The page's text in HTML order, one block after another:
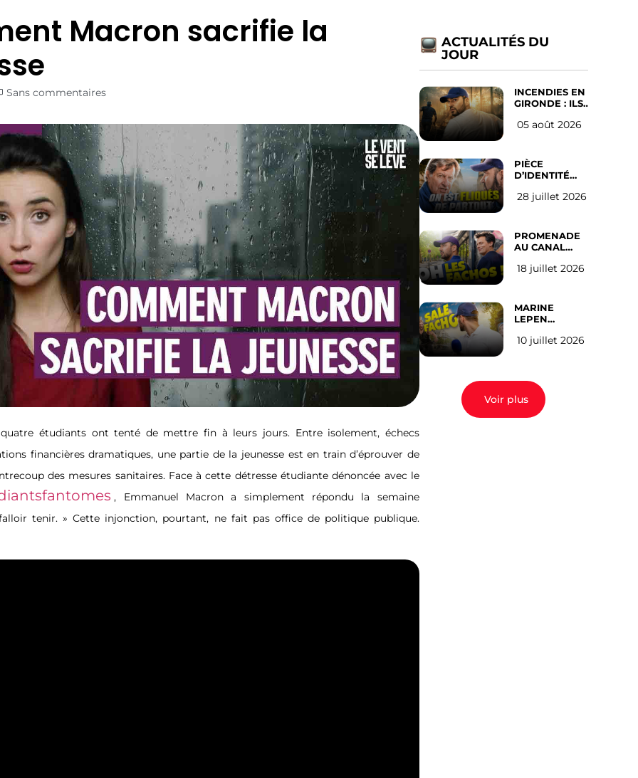
Macron sacrifie la
Sans commentaires
quatre étudiants ont tenté de mettre fin à leurs jours. Entre isolement, échecs
financières dramatiques, une partie de la jeunesse est en train d’éprouver de
des mesures sanitaires. Face à cette détresse étudiante dénoncée avec le
, Emmanuel Macron a simplement répondu la semaine
tenir. » Cette injonction, pourtant, ne fait pas office de politique publique.
ACTUALITÉS DU
JOUR
INCENDIES EN
GIRONDE : ILS
D’ABANDONNER
05 août 2026
PIÈCE
D’IDENTITÉ
SUR LES
l’avis des
Français
28 juillet 2026
PROMENADE
AU CANAL
(les gauchistes
18 juillet 2026
MARINE
LEPEN
EN 2027 : l’avis
10 juillet 2026
Voir plus